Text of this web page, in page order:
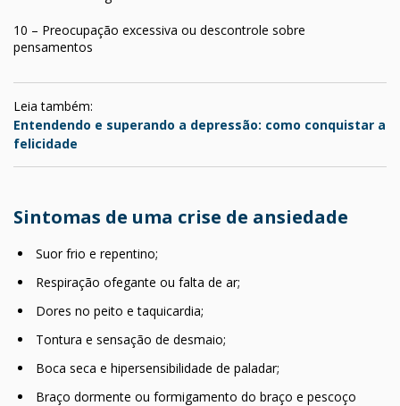
10 – Preocupação excessiva ou descontrole sobre
pensamentos
Leia também:
Entendendo e superando a depressão: como conquistar a
felicidade
Sintomas de uma crise de ansiedade
Suor frio e repentino;
Respiração ofegante ou falta de ar;
Dores no peito e taquicardia;
Tontura e sensação de desmaio;
Boca seca e hipersensibilidade de paladar;
Braço dormente ou formigamento do braço e pescoço